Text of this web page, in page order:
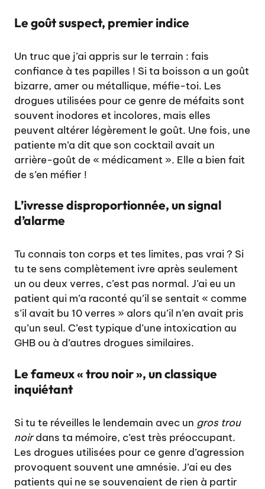
Le goût suspect, premier indice
Un truc que j’ai appris sur le terrain : fais
confiance à tes papilles ! Si ta boisson a un goût
bizarre, amer ou métallique, méfie-toi. Les
drogues utilisées pour ce genre de méfaits sont
souvent inodores et incolores, mais elles
peuvent altérer légèrement le goût. Une fois, une
patiente m’a dit que son cocktail avait un
arrière-goût de « médicament ». Elle a bien fait
de s’en méfier !
L’ivresse disproportionnée, un signal
d’alarme
Tu connais ton corps et tes limites, pas vrai ? Si
tu te sens complètement ivre après seulement
un ou deux verres, c’est pas normal. J’ai eu un
patient qui m’a raconté qu’il se sentait « comme
s’il avait bu 10 verres » alors qu’il n’en avait pris
qu’un seul. C’est typique d’une intoxication au
GHB ou à d’autres drogues similaires.
Le fameux « trou noir », un classique
inquiétant
Si tu te réveilles le lendemain avec un gros trou
noirdans ta mémoire, c’est très préoccupant.
Les drogues utilisées pour ce genre d’agression
provoquent souvent une amnésie. J’ai eu des
patients qui ne se souvenaient de rien à partir